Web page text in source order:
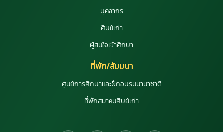
บุคลากร
ศิษย์เก่า
ผู้สนใจเข้าศึกษา
ที่พัก/สัมมนา
ศูนย์การศึกษาและฝึกอบรมนานาชาติ
ที่พักสมาคมศิษย์เก่า